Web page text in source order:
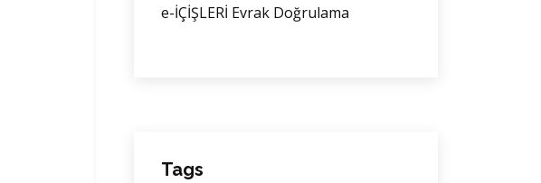
e-İÇİŞLERİ Evrak Doğrulama
Tags